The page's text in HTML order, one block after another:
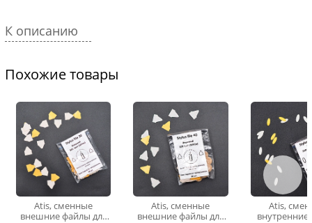
К описанию
Похожие товары
Atis, сменные
внешние файлы для
Atis, сменные
внешние файлы для
Atis,